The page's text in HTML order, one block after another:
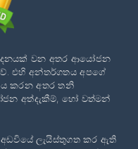
වන අතර ආයෝජන
එහි අන්තර්ගතය අපගේ
කරන අතර තනි
අත්දැකීම්, හෝ වත්මන්
ලැයිස්තුගත කර ඇති